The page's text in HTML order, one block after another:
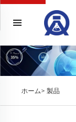
ホーム> 製品